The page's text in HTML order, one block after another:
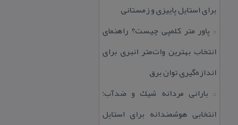
برای استایل پاییزی و زمستانی
:: پاور متر كلمپی چیست؟ راهنمای
انتخاب بهترین وات‌متر انبری برای
اندازه‌گیری توان برق
:: بارانی مردانه شیك و ضدآب؛
انتخابی هوشمندانه برای استایل